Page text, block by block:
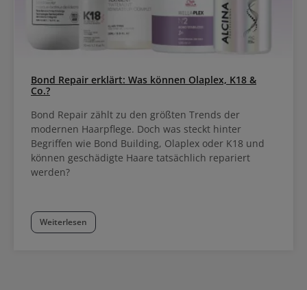
Einwirkzeit Bis zu 15 Haarwäschen haltbar 14 untereinander
mischbare Nuancen
Bond Repair erklärt: Was können Olaplex, K18 &
Co.?
Bond Repair zählt zu den größten Trends der
modernen Haarpflege. Doch was steckt hinter
Begriffen wie Bond Building, Olaplex oder K18 und
können geschädigte Haare tatsächlich repariert
werden?
Weiterlesen